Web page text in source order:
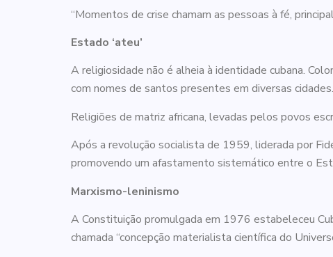
“Momentos de crise chamam as pessoas à fé,
Estado ‘ateu’
A religiosidade não é alheia à identidade cubana.
com nomes de santos presentes em diversas cidades.
Religiões de matriz africana, levadas pelos povos
Após a revolução socialista de 1959, liderada por
promovendo um afastamento sistemático entre o
Marxismo-leninismo
A Constituição promulgada em 1976 estabeleceu
chamada “concepção materialista científica do